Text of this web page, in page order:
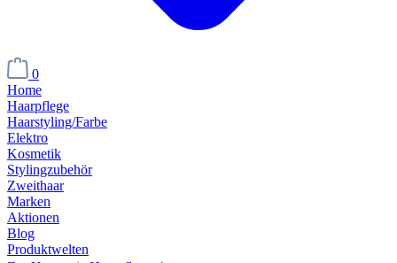
0
Home
Haarpflege
Haarstyling/Farbe
Elektro
Kosmetik
Stylingzubehör
Zweithaar
Marken
Aktionen
Blog
Produktwelten